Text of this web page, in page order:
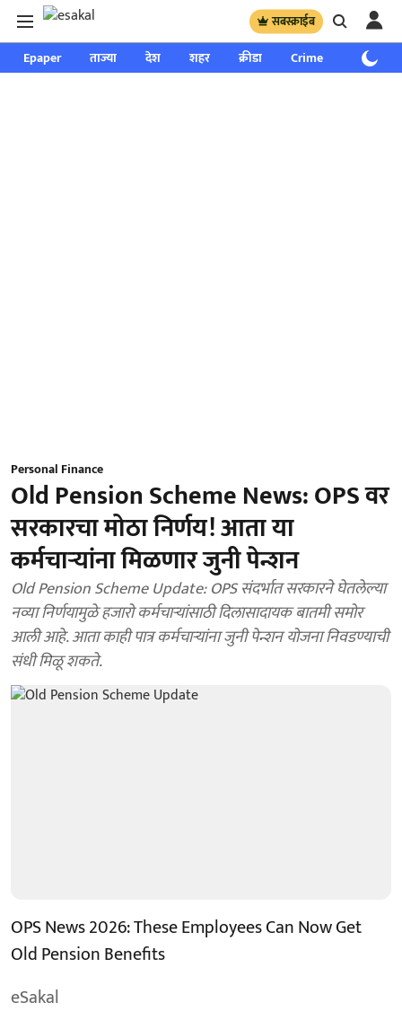
सबस्क्राईब
Epaper ताज्या देश शहर क्रीडा Crime साप्ताहिक
Personal Finance
Old Pension Scheme News: OPS वर
सरकारचा मोठा निर्णय! आता या
कर्मचाऱ्यांना मिळणार जुनी पेन्शन
Old Pension Scheme Update: OPS संदर्भात सरकारने घेतलेल्या
नव्या निर्णयामुळे हजारो कर्मचाऱ्यांसाठी दिलासादायक बातमी समोर
आली आहे. आता काही पात्र कर्मचाऱ्यांना जुनी पेन्शन योजना निवडण्याची
संधी मिळू शकते.
OPS News 2026: These Employees Can Now Get
Old Pension Benefits
eSakal